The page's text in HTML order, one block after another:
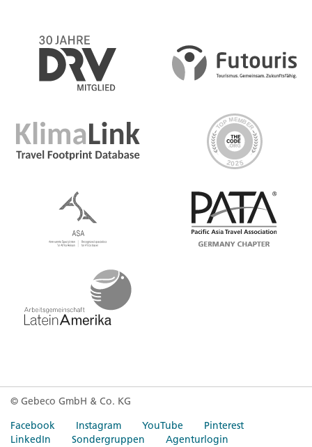
© Gebeco GmbH & Co. KG
Facebook
Instagram YouTube
Pinterest
LinkedIn
Sondergruppen Agenturlogin